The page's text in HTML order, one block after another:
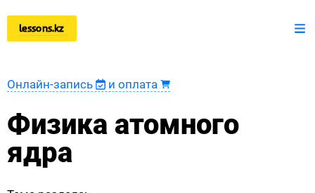
lessons.kz
+7 777 150 51 51
Математика
Оплата
Онлайн-запись и оплата
Физика атомного
ядра